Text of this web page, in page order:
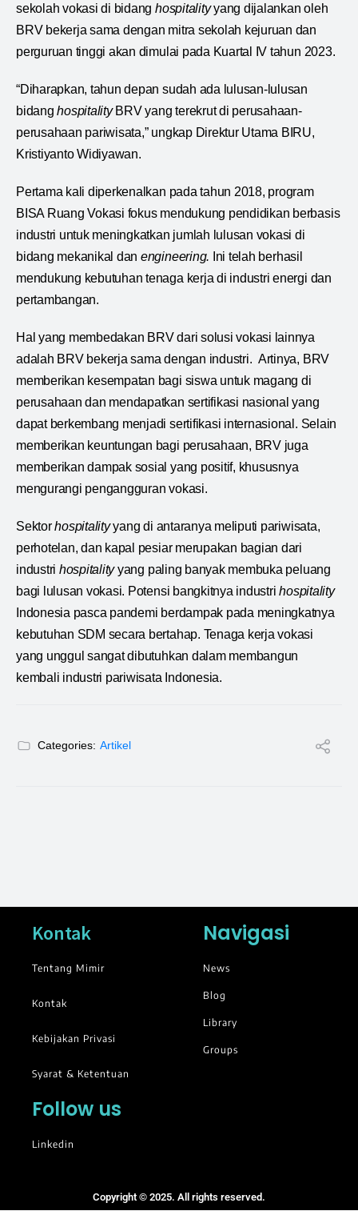
sekolah vokasi di bidang hospitalityyang dijalankan oleh
BRV bekerja sama dengan mitra sekolah kejuruan dan
perguruan tinggi akan dimulai pada Kuartal IV tahun 2023.
“Diharapkan, tahun depan sudah ada lulusan-lulusan
bidanghospitality BRV yang terekrut di perusahaan-
perusahaan pariwisata,” ungkap Direktur Utama BIRU,
Kristiyanto Widiyawan.
Pertama kali diperkenalkan pada tahun 2018, program
BISA Ruang Vokasi fokus mendukung pendidikan berbasis
industri untuk meningkatkan jumlah lulusan vokasi di
bidang mekanikal dan engineering. Ini telah berhasil
mendukung kebutuhan tenaga kerja di industri energi dan
pertambangan.
Hal yang membedakan BRV dari solusi vokasi lainnya
adalah BRV bekerja sama dengan industri. Artinya, BRV
memberikan kesempatan bagi siswa untuk magang di
perusahaan dan mendapatkan sertifikasi nasional yang
dapat berkembang menjadi sertifikasi internasional. Selain
memberikan keuntungan bagi perusahaan, BRV juga
memberikan dampak sosial yang positif, khususnya
mengurangi pengangguran vokasi.
Sektorhospitalityyang di antaranya meliputi pariwisata,
perhotelan, dan kapal pesiar merupakan bagian dari
industri hospitalityyang paling banyak membuka peluang
bagi lulusan vokasi. Potensi bangkitnya industrihospitality
Indonesia pasca pandemi berdampak pada meningkatnya
kebutuhan SDM secara bertahap. Tenaga kerja vokasi
yang unggul sangat dibutuhkan dalam membangun
kembali industri pariwisata Indonesia.
Categories: Artikel
Kontak
Tentang Mimir
Kontak
Kebijakan Privasi
Syarat & Ketentuan
Navigasi
News
Blog
Library
Groups
Follow us
Linkedin
Copyright © 2025. All rights reserved.